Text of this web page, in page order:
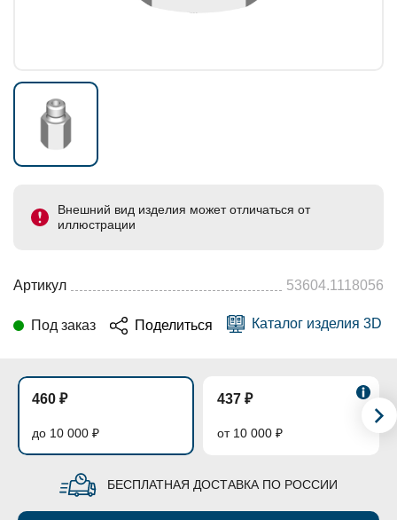
Внешний вид изделия может отличаться от
иллюстрации
Артикул 53604.1118056
Под заказ Поделиться Каталог изделия 3D
460 ₽
до 10 000 ₽
437 ₽
от 10 000 ₽
БЕСПЛАТНАЯ ДОСТАВКА ПО РОССИИ